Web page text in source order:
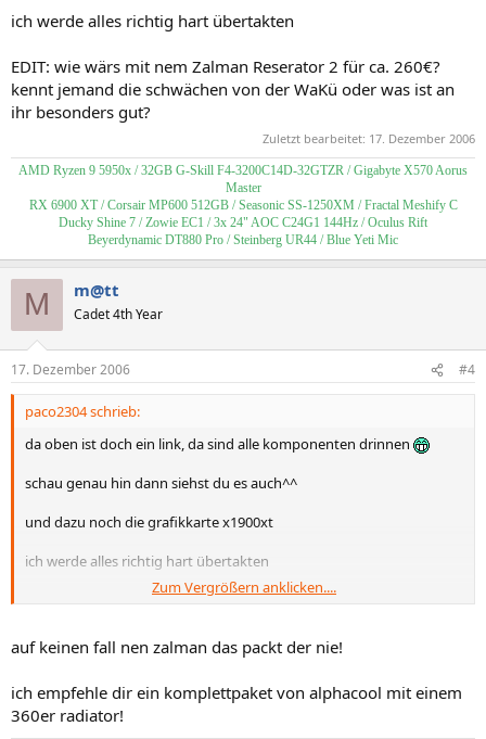
ich werde alles richtig hart übertakten
EDIT: wie wärs mit nem Zalman Reserator 2 für ca. 260€?
kennt jemand die schwächen von der WaKü oder was ist an
ihr besonders gut?
Zuletzt bearbeitet: 17. Dezember 2006
AMD Ryzen 9 5950x / 32GB G-Skill F4-3200C14D-32GTZR / Gigabyte X570 Aorus
Master
RX 6900 XT / Corsair MP600 512GB / Seasonic SS-1250XM / Fractal Meshify C
Ducky Shine 7 / Zowie EC1 / 3x 24" AOC C24G1 144Hz / Oculus Rift
Beyerdynamic DT880 Pro / Steinberg UR44 / Blue Yeti Mic
M m@tt
Cadet 4th Year
17. Dezember 2006 #4
paco2304 schrieb:
da oben ist doch ein link, da sind alle komponenten drinnen
schau genau hin dann siehst du es auch^^
und dazu noch die grafikkarte x1900xt
ich werde alles richtig hart übertakten
EDIT: wie wärs mit nem Zalman Reserator 2 für ca. 260€?
besonders gut?
Zum Vergrößern anklicken....
auf keinen fall nen zalman das packt der nie!
ich empfehle dir ein komplettpaket von alphacool mit einem
360er radiator!